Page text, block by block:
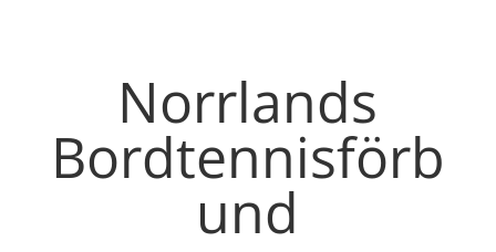
Norrlands
Bordtennisförb
und